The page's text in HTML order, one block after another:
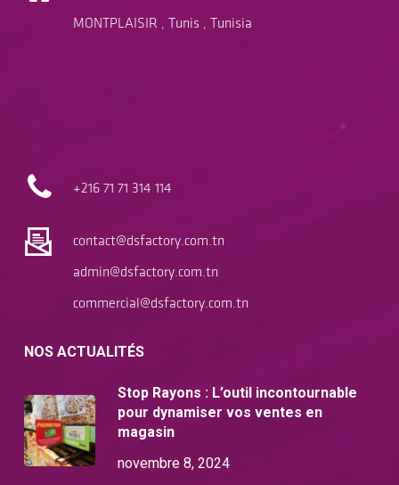
MONTPLAISIR , Tunis , Tunisia
+216 7171 314 114
contact@dsfactory.com.tn
admin@dsfactory.com.tn
commercial@dsfactory.com.tn
NOS ACTUALITÉS
Stop Rayons : L’outil incontournable
pour dynamiser vos ventes en
magasin
novembre 8, 2024